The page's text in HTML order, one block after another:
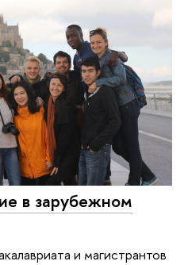
в зарубежном
и магистрантов